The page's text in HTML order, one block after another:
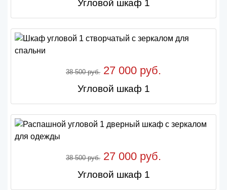
Угловой шкаф 1
38 500 руб. 27 000 руб.
Угловой шкаф 1
38 500 руб. 27 000 руб.
Угловой шкаф 1